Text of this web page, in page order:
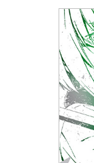
会社情報
スクウェア・エニッ